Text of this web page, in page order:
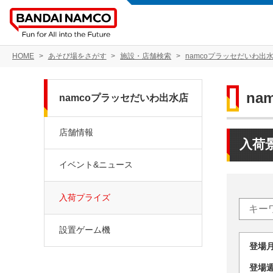
HOME あそび場をさがす 施設・店舗検索 namcoプラッセだいわ出
入荷
登
登
namcoプラッセだいわ出水店
店舗情報
イベント&ニュース
入荷プライズ
設置ゲーム機